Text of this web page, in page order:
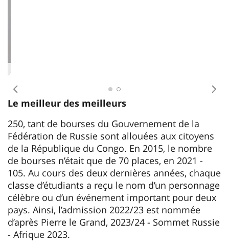
Antécédent
Le meilleur des meilleurs
250, tant de bourses du Gouvernement de la
Fédération de Russie sont allouées aux citoyens
de la République du Congo. En 2015, le nombre
de bourses n’était que de 70 places, en 2021 -
105. Au cours des deux dernières années, chaque
classe d’étudiants a reçu le nom d’un personnage
célèbre ou d’un événement important pour deux
pays. Ainsi, l’admission 2022/23 est nommée
d’après Pierre le Grand, 2023/24 - Sommet Russie
- Afrique 2023.